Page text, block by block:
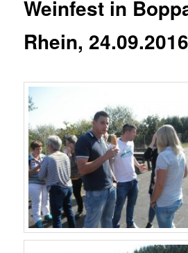
Weinfest in
Rhein, 24.09.2016